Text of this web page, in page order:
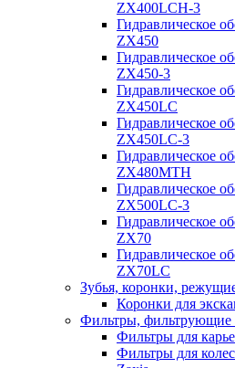
ZX400LCH-3
Гидравлическое
ZX450
Гидравлическое
ZX450-3
Гидравлическое
ZX450LC
Гидравлическое
ZX450LC-3
Гидравлическое
ZX480MTH
Гидравлическое
ZX500LC-3
Гидравлическое
ZX70
Гидравлическое
ZX70LC
Зубья, коронки,
Коронки для
Фильтры, фильтрующие
Фильтры для
Фильтры для